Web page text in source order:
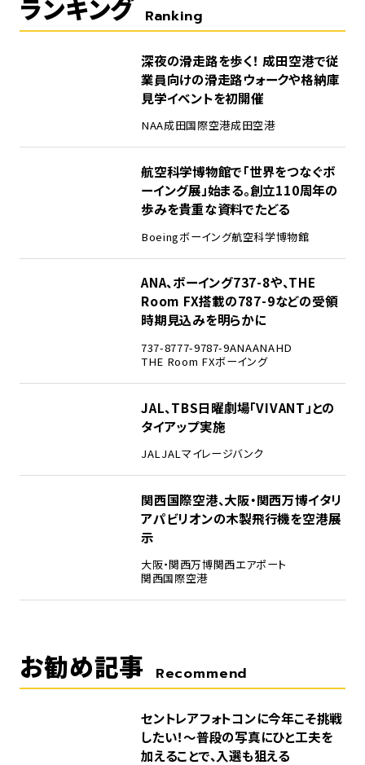
ランキング Ranking
深夜の滑走路を歩く！ 成田空港で従
業員向けの滑走路ウォークや格納庫
見学イベントを初開催
NAA成田国際空港成田空港
航空科学博物館で「世界をつなぐボ
ーイング展」始まる。創立110周年の
歩みを貴重な資料でたどる
Boeingボーイング航空科学博物館
ANA、ボーイング737-8や、THE
Room FX搭載の787-9などの受領
時期見込みを明らかに
737-8777-9787-9ANAANAHD
THE Room FXボーイング
JAL、TBS日曜劇場「VIVANT」との
タイアップ実施
JALJALマイレージバンク
関西国際空港、大阪・関西万博イタリ
アパビリオンの木製飛行機を空港展
示
大阪・関西万博関西エアポート
関西国際空港
お勧め記事 Recommend
セントレアフォトコンに今年こそ挑戦
したい！～普段の写真にひと工夫を
加えることで、入選も狙える